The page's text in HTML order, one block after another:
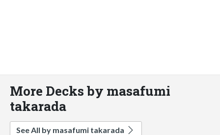
More Decks by masafumi
takarada
See All by masafumi takarada